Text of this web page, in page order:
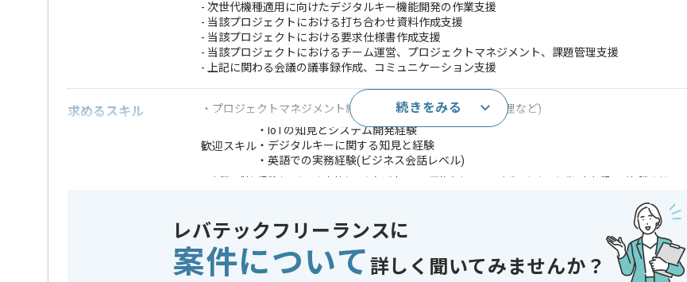
- 次世代機種適用に向けたデジタルキー機能開発の作業支援
- 当該プロジェクトにおける打ち合わせ資料作成支援
- 当該プロジェクトにおける要求仕様書作成支援
- 当該プロジェクトにおけるチーム運営、プロジェクトマネジメント、課題管理支援
- 上記に関わる会議の議事録作成、コミュニケーション支援
求めるスキル ・プロジェクトマネジメント経験(スケジュール管理と課題管理など)
歓迎スキル
・IoTの知見とシステム開発経験
・デジタルキーに関する知見と経験
・英語での実務経験(ビジネス会話レベル)
この案件のポイント 業務内容
システム開発
特徴
参画実績あり
続きをみる
レバテックフリーランスに
案件について 詳しく聞いてみませんか？